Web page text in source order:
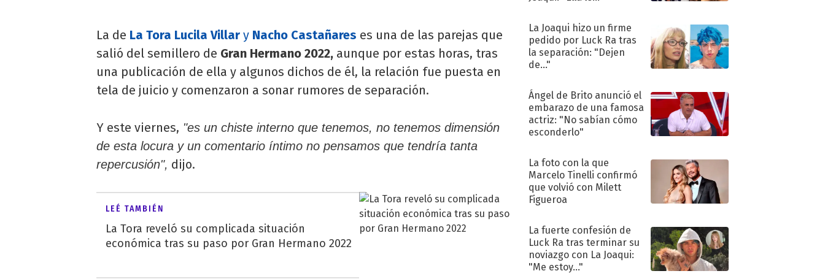
La de La Tora Lucila Villar y Nacho Castañares es una de las parejas que
salió del semillero de Gran Hermano 2022, aunque por estas horas, tras
una publicación de ella y algunos dichos de él, la relación fue puesta en
tela de juicio y comenzaron a sonar rumores de separación.
Y este viernes, "es un chiste interno que tenemos, no tenemos dimensión
de esta locura y un comentario íntimo no pensamos que tendría tanta
repercusión", dijo.
LEÉ TAMBIÉN
La Tora reveló su complicada situación
económica tras su paso por Gran Hermano 2022
La Joaqui hizo un firme
pedido por Luck Ra tras
la separación: "Dejen
de..."
Ángel de Brito anunció el
embarazo de una famosa
actriz: "No sabían cómo
esconderlo"
La foto con la que
Marcelo Tinelli confirmó
que volvió con Milett
Figueroa
La fuerte confesión de
Luck Ra tras terminar su
noviazgo con La Joaqui:
"Me estoy..."